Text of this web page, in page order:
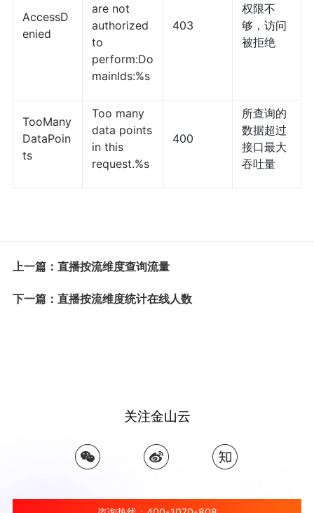
AccessD
enied
are not
authorized
to
perform:Do
mainIds:%s
403
权限不
够，访问
被拒绝
TooMany
DataPoin
ts
Too many
data points
in this
request.%s
400
所查询的
数据超过
接口最大
吞吐量
上一篇：直播按流维度查询流量
下一篇：直播按流维度统计在线人数
关注金山云